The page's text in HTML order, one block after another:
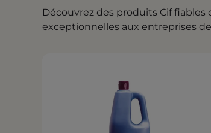
Découvrez des produits Cif
exceptionnelles aux entreprises